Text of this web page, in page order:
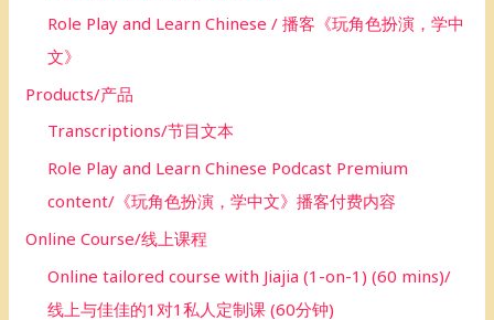
Role Play and Learn Chinese / 播客《玩角色扮演，学中
文》
Products/产品
Transcriptions/节目文本
Role Play and Learn Chinese Podcast Premium
content/《玩角色扮演，学中文》播客付费内容
Online Course/线上课程
Online tailored course with Jiajia (1-on-1) (60 mins)/
线上与佳佳的1对1私人定制课 (60分钟)